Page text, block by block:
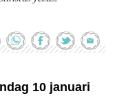
10 januari